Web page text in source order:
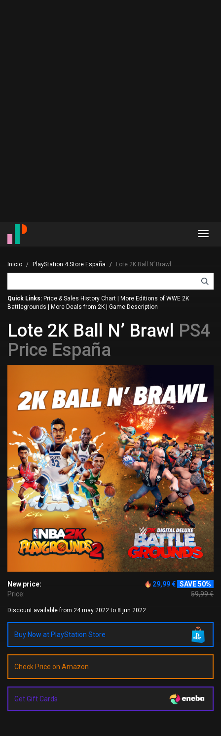
Inicio PlayStation 4 Store España Lote 2K Ball N’ Brawl
Quick Links: Price & Sales History Chart
More Editions of WWE 2K
Battlegrounds
More Deals from 2K Game Description
Lote 2K Ball N’ Brawl PS4
Price España
New price: 29,99 € SAVE 50%
Price:
59,99 €
Discount available from 24 may 2022 to 8 jun 2022
Buy Now at PlayStation Store
Check Price on Amazon
Get Gift Cards